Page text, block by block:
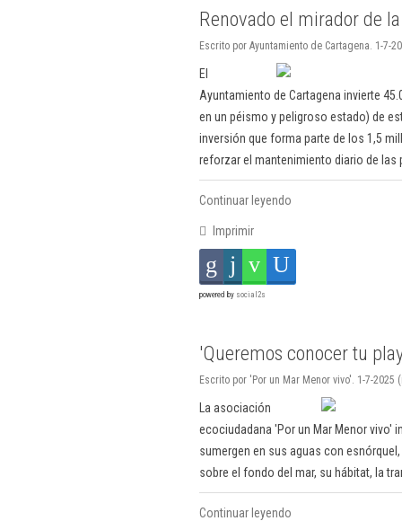
Renovado el mirador de
Escrito por Ayuntamiento de Cartagena. 1-7-
El
Ayuntamiento de Cartagena invierte
en un péismo y peligroso estado) de
inversión que forma parte de los 1,5
reforzar el mantenimiento diario de las
Continuar leyendo
Imprimir
powered by social2s
'Queremos conocer tu
Escrito por 'Por un Mar Menor vivo'. 1-7-2025
La asociación
ecociudadana 'Por un Mar Menor vivo'
sumergen en sus aguas con
sobre el fondo del mar, su hábitat, la
Continuar leyendo